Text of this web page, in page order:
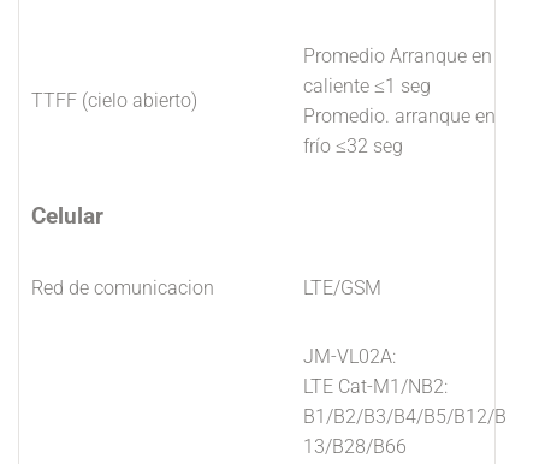
TTFF (cielo abierto)
Promedio Arranque en
caliente ≤1 seg
Promedio. arranque en
frío ≤32 seg
Celular
Red de comunicacion LTE/GSM
JM-VL02A:
LTE Cat-M1/NB2:
B1/B2/B3/B4/B5/B12/B
13/B28/B66